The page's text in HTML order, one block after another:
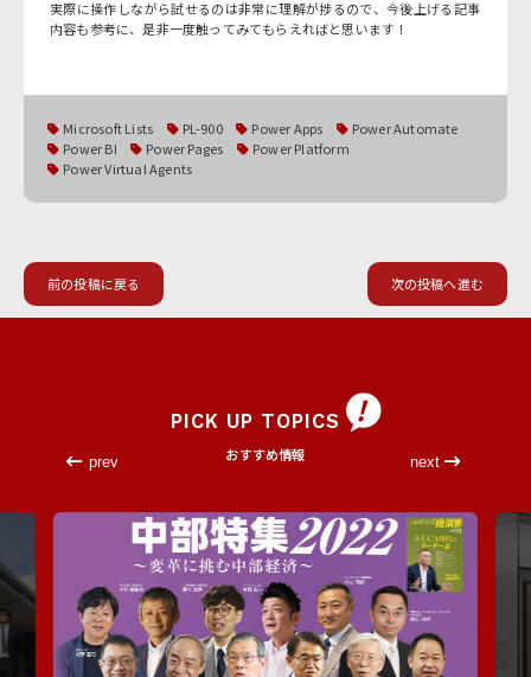
実際に操作しながら試せるのは非常に理解が捗るので、今後上げる記事
内容も参考に、是非一度触ってみてもらえればと思います！
Microsoft Lists PL-900 Power Apps
Power Automate
Power BI
Power Pages
Power Platform
Power Virtual Agents
前の投稿に戻る 次の投稿へ進む
PICK UP TOPICS
おすすめ情報
prev next